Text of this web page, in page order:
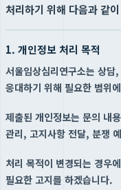
처리하기 위해 다음과 같
1. 개인정보 처리 목적
서울임상심리연구소는 상
응대하기 위해 필요한 범위
제출된 개인정보는 문의 내
관리, 고지사항 전달, 분쟁
처리 목적이 변경되는 경우
필요한 고지를 하겠습니다.